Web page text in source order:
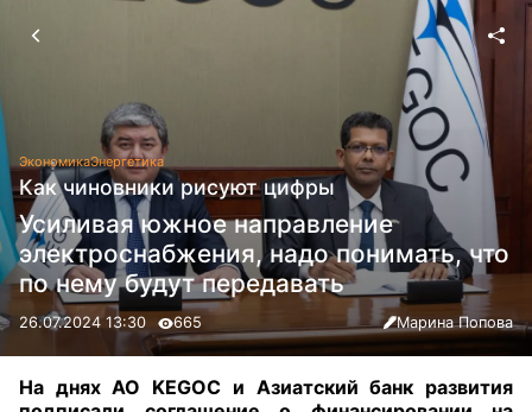
ЭкономикаЭнергетика
Как чиновники рисуют цифры
Усиливая южное направление
электроснабжения, надо понимать, что
по нему будут передавать
26.07.2024 13:30 665 Марина Попова
На днях АО KEGOC и Азиатский банк развития